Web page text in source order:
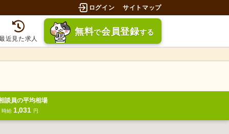
ログイン サイトマップ
近見た求人
無料で会員登録する
談員の平均相場
時給 1,031 円